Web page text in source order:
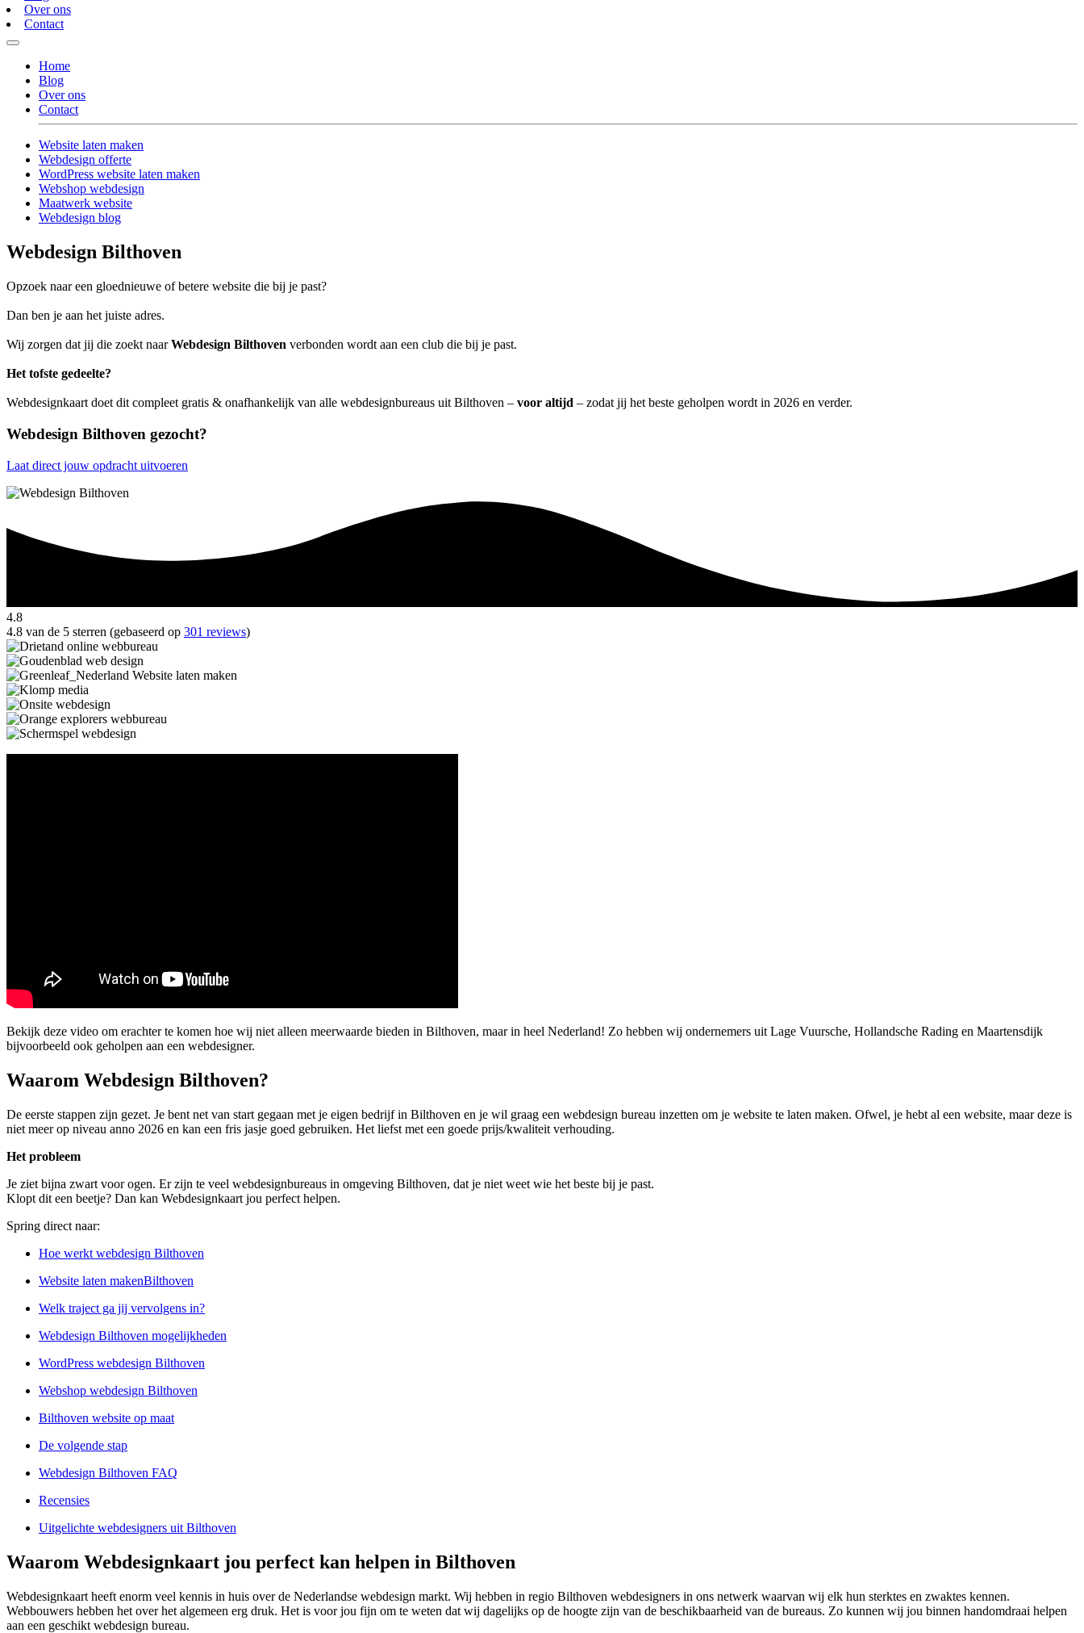
Over ons
Contact
Home
Blog
Over ons
Contact
Website laten maken
Webdesign offerte
WordPress website laten maken
Webshop webdesign
Maatwerk website
Webdesign blog
Webdesign Bilthoven
Opzoek naar een gloednieuwe of betere website die bij je past?
Dan ben je aan het juiste adres.
Wij zorgen dat jij die zoekt naarWebdesign Bilthoven verbonden wordt aan een club die bij je past.
Het tofste gedeelte?
Webdesignkaart doet dit compleet gratis & onafhankelijk van alle webdesignbureaus uit Bilthoven – voor altijd – zodat jij het beste geholpen wordt in 2026 en verder.
Webdesign Bilthoven gezocht?
Laat direct jouw opdracht uitvoeren
4.8
4.8 van de 5 sterren (gebaseerd op 301 reviews)
Bekijk deze video om erachter te komen hoe wij niet alleen meerwaarde bieden in Bilthoven, maar in heel Nederland! Zo hebben wij ondernemers uit Lage Vuursche, Hollandsche Rading en Maartensdijk
bijvoorbeeld ook geholpen aan een webdesigner.
Waarom Webdesign Bilthoven?
De eerste stappen zijn gezet. Je bent net van start gegaan met je eigen bedrijf in Bilthoven en je wil graag een webdesign bureau inzetten om je website te laten maken. Ofwel, je hebt al een website, maar deze is
niet meer op niveau anno 2026 en kan een fris jasje goed gebruiken. Het liefst met een goede prijs/kwaliteit verhouding.
Het probleem
Je ziet bijna zwart voor ogen. Er zijn te veel webdesignbureaus in omgeving Bilthoven, dat je niet weet wie het beste bij je past.
Klopt dit een beetje? Dan kan Webdesignkaart jou perfect helpen.
Spring direct naar:
Hoe werkt webdesign Bilthoven
Website laten makenBilthoven
Welk traject ga jij vervolgens in?
Webdesign Bilthoven mogelijkheden
WordPress webdesign Bilthoven
Webshop webdesign Bilthoven
Bilthoven website op maat
De volgende stap
Webdesign Bilthoven FAQ
Recensies
Uitgelichte webdesigners uit Bilthoven
Waarom Webdesignkaart jou perfect kan helpen in Bilthoven
Webdesignkaart heeft enorm veel kennis in huis over de Nederlandse webdesign markt. Wij hebben in regio Bilthoven webdesigners in ons netwerk waarvan wij elk hun sterktes en zwaktes kennen.
Webbouwers hebben het over het algemeen erg druk. Het is voor jou fijn om te weten dat wij dagelijks op de hoogte zijn van de beschikbaarheid van de bureaus. Zo kunnen wij jou binnen handomdraai helpen
aan een geschikt webdesign bureau.